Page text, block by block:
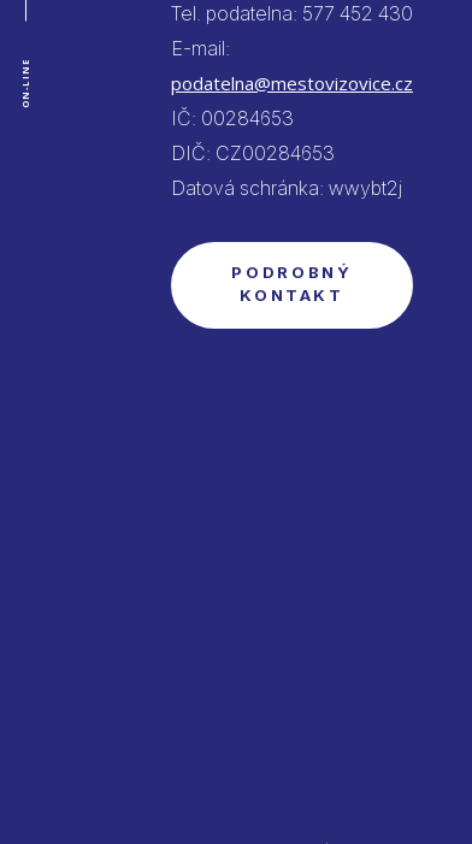
ON-LINE
Tel. podatelna: 577 452 430
E-mail:
podatelna@mestovizovice.cz
IČ: 00284653
DIČ: CZ00284653
Datová schránka: wwybt2j
PODROBNÝ
KONTAKT